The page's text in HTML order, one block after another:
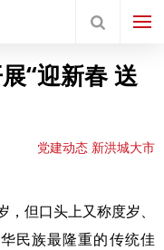
“迎新春 送
党建动态 新洪城大市
但口头上又称度岁、
民族最隆重的传统佳